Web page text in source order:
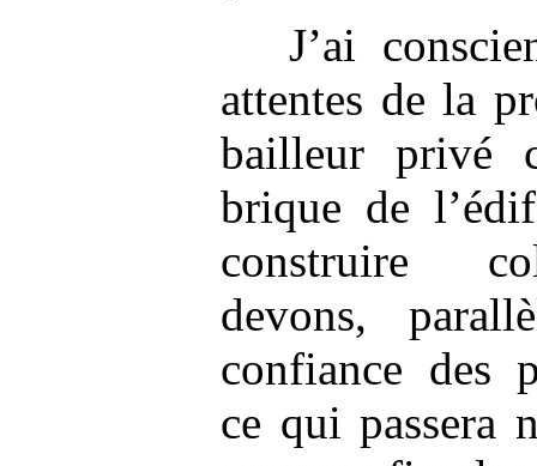
J’ai
attentes de la
bailleur privé
brique de
construire
devons,
confiance des
ce qui passera